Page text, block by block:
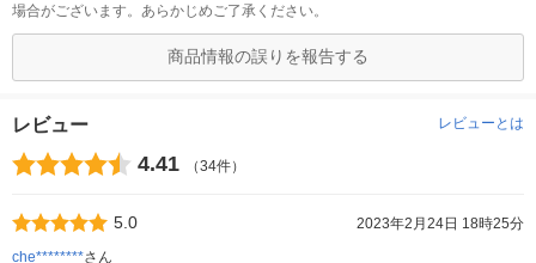
場合がございます。あらかじめご了承ください。
商品情報の誤りを報告する
レビュー レビューとは
4.41 （34件）
5.0
2023年2月24日 18時25分
che********さん